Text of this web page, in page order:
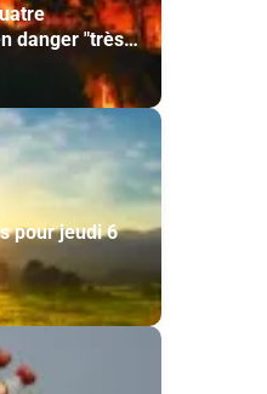
danger "très
pour jeudi 6